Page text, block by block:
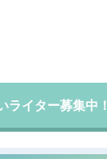
ライター募集中！